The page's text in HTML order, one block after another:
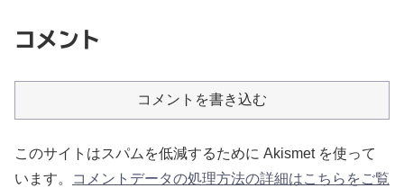
コメント
コメントを書き込む
このサイトはスパムを低減するために Akismet を使って
います。
コメントデータの処理方法の詳細はこちらをご覧